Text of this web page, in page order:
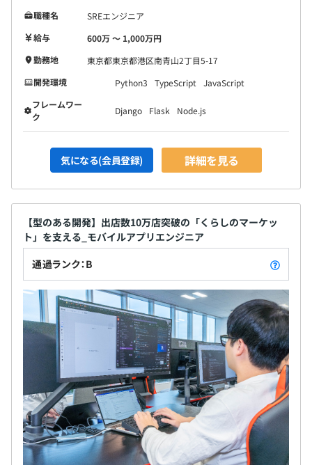
職種名
SREエンジニア
給与
600万 〜 1,000万円
勤務地
東京都東京都港区南青山2丁目5-17
開発環境
Python3 TypeScript
JavaScript
フレームワー
ク
Django Flask Node.js
気になる(会員登録) 詳細を見る
【型のある開発】出店数10万店突破の「くらしのマーケッ
ト」を支える_モバイルアプリエンジニア
通過ランク：B